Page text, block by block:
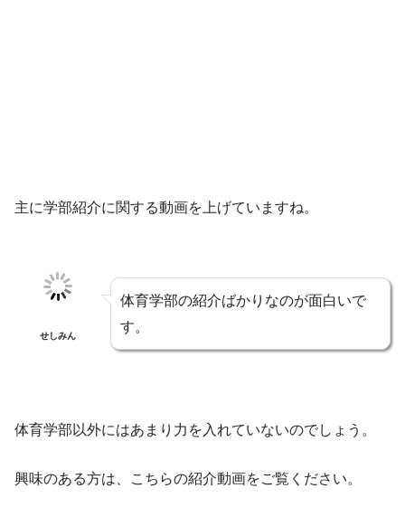
主に学部紹介に関する動画を上げていますね。
せしみん
体育学部の紹介ばかりなのが面白いで
す。
体育学部以外にはあまり力を入れていないのでしょう。
興味のある方は、こちらの紹介動画をご覧ください。